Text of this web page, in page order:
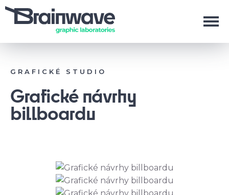
GRAFICKÉ STUDIO
Grafické návrhy
billboardu